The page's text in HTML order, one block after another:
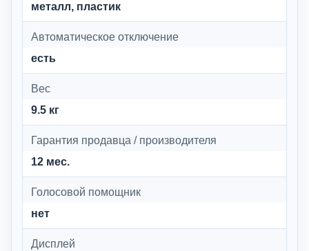
металл, пластик
Автоматическое отключение
есть
Вес
9.5 кг
Гарантия продавца / производителя
12 мес.
Голосовой помощник
нет
Дисплей